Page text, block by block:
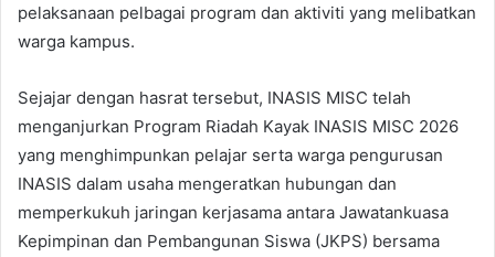
pelaksanaan pelbagai program dan aktiviti yang melibatkan
warga kampus.
Sejajar dengan hasrat tersebut, INASIS MISC telah
menganjurkan Program Riadah Kayak INASIS MISC 2026
yang menghimpunkan pelajar serta warga pengurusan
INASIS dalam usaha mengeratkan hubungan dan
memperkukuh jaringan kerjasama antara Jawatankuasa
Kepimpinan dan Pembangunan Siswa (JKPS) bersama